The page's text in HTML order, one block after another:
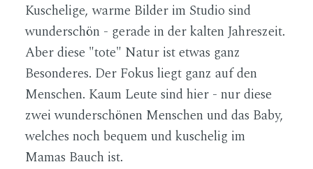
Kuschelige, warme Bilder im Studio sind
wunderschön - gerade in der kalten Jahreszeit.
Aber diese "tote" Natur ist etwas ganz
Besonderes. Der Fokus liegt ganz auf den
Menschen. Kaum Leute sind hier - nur diese
zwei wunderschönen Menschen und das Baby,
welches noch bequem und kuschelig im
Mamas Bauch ist.
GALERIE
DATENSCHUTZERKLÄRUNG &
IMPRESSUM